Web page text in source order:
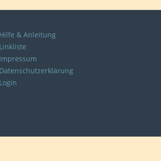
Hilfe & Anleitung
Linkliste
Impressum
Datenschutzerklärung
Login